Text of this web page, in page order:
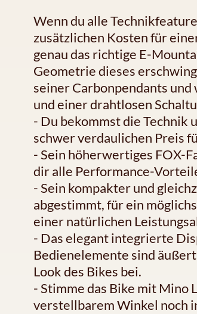
Wenn du alle
zusätzlichen Kosten für
genau das richtige E-
Geometrie dieses
seiner Carbonpendants
und einer drahtlosen
- Du bekommst die Technik
schwer verdaulichen Preis
- Sein höherwertiges FOX-
dir alle Performance-
- Sein kompakter und
abgestimmt, für ein
einer natürlichen
- Das elegant integrierte
Bedienelemente sind
Look des Bikes bei.
- Stimme das Bike mit
verstellbarem Winkel noch